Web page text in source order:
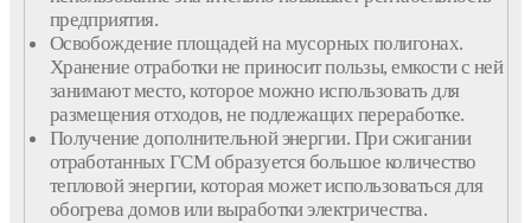
предприятия.
Освобождение площадей на мусорных полигонах.
Хранение отработки не приносит пользы, емкости с ней
занимают место, которое можно использовать для
размещения отходов, не подлежащих переработке.
Получение дополнительной энергии. При сжигании
отработанных ГСМ образуется большое количество
тепловой энергии, которая может использоваться для
обогрева домов или выработки электричества.